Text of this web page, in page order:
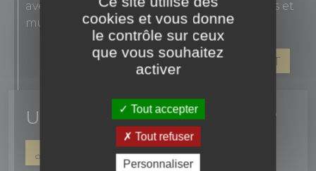
avec des carreaux en grès cérame pour sols et
murs.
VOIR LES PRODUITS DE CE FABRICANT
Un conseil ? une question ?
04 90 16 42 67 NOUS ÉCRIRE
cookies et vous donne
le contrôle sur ceux
que vous souhaitez
activer
Tout accepter
Tout refuser
Personnaliser